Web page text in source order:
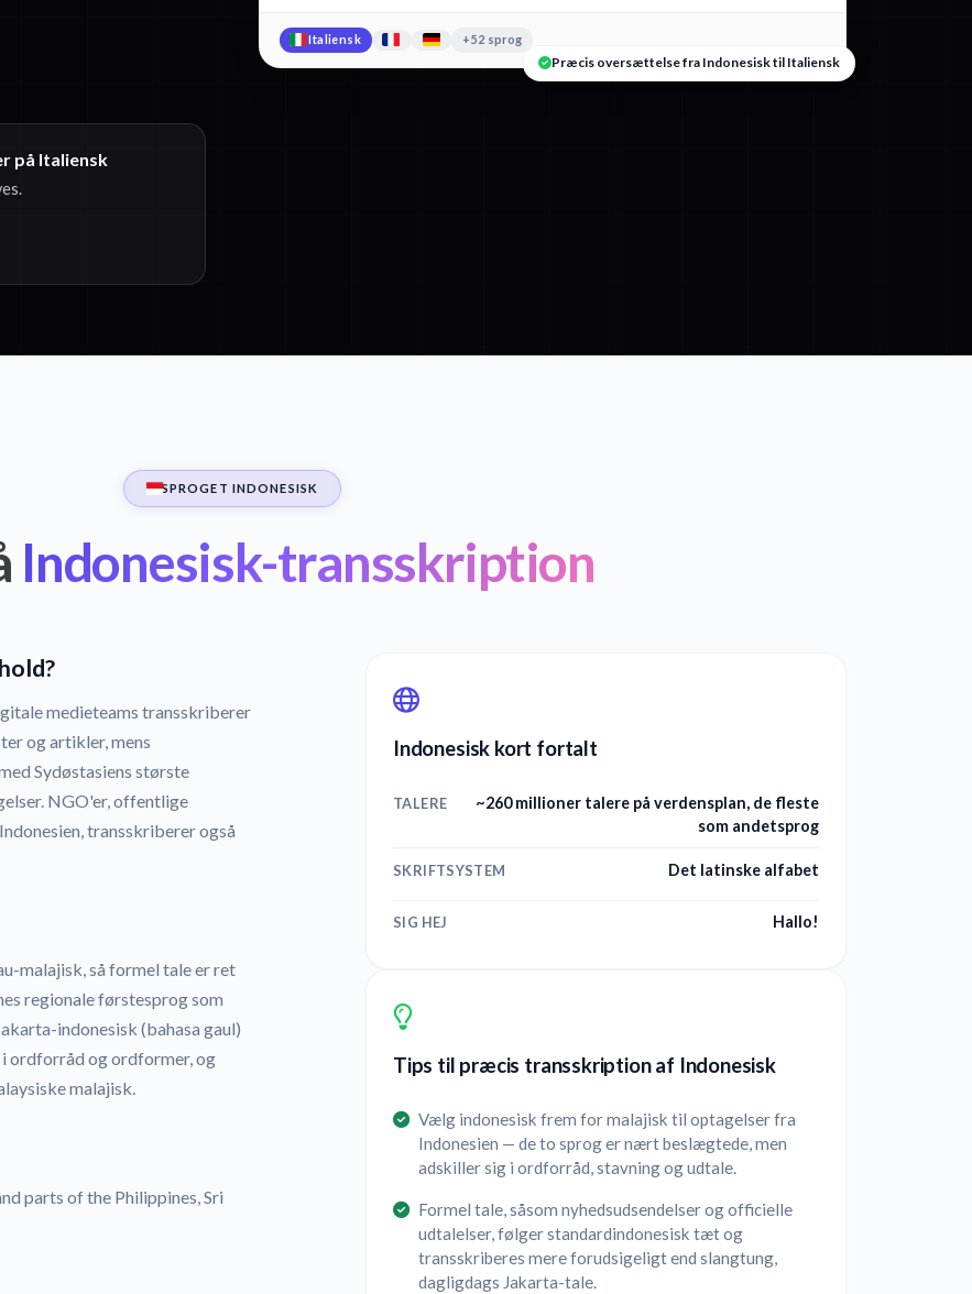
på Italiensk
Italiensk +52 sprog
Præcis oversættelse fra Indonesisk til Italiensk
SPROGET INDONESISK
Indonesisk-transskription
medieteams transskriberer
og artikler, mens
Sydøstasiens største
NGO'er, offentlige
transskriberer også
malajisk, så formel tale er ret
regionale førstesprog som
indonesisk (bahasa gaul)
ordforråd og ordformer, og
malajisk.
parts of the Philippines, Sri
Indonesisk kort fortalt
TALERE
~260 millioner talere på verdensplan, de fleste
som andetsprog
SKRIFTSYSTEM Det latinske alfabet
SIG HEJ Hallo!
Tips til præcis transskription af Indonesisk
Vælg indonesisk frem for malajisk til optagelser fra
Indonesien — de to sprog er nært beslægtede, men
adskiller sig i ordforråd, stavning og udtale.
Formel tale, såsom nyhedsudsendelser og officielle
udtalelser, følger standardindonesisk tæt og
transskriberes mere forudsigeligt end slangtung,
dagligdags Jakarta-tale.